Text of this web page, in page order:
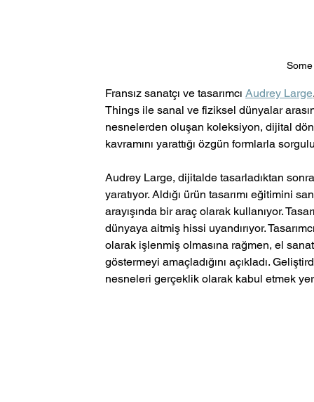
Fransız sanatçı ve tasarımcı Audrey Large
Things ile sanal ve fiziksel dünyalar
nesnelerden oluşan koleksiyon, dijital
kavramını yarattığı özgün formlarla
Audrey Large, dijitalde tasarladıktan
yaratıyor. Aldığı ürün tasarımı eğitimini
arayışında bir araç olarak kullanıyor.
dünyaya aitmiş hissi uyandırıyor.
olarak işlenmiş olmasına rağmen, el
göstermeyi amaçladığını açıkladı.
nesneleri gerçeklik olarak kabul etmek